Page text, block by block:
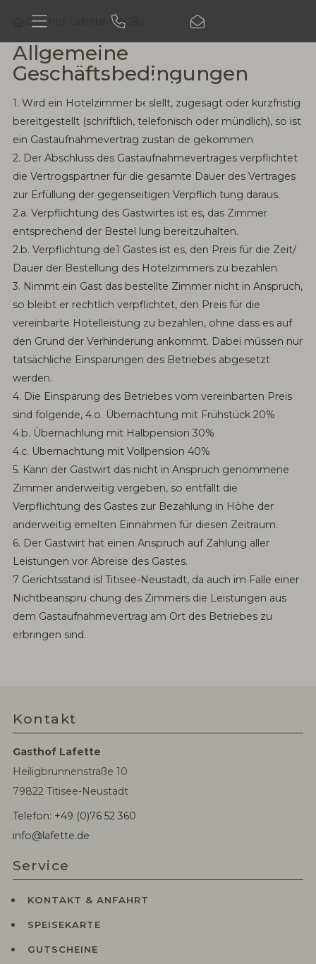
07652/360
E-
Suchbegriff
eingeben
Gasthof Lafette AGBs
Allgemeine
Geschäftsbedingungen
1. Wird ein Hotelzimmer beslellt, zugesagt oder kurzfristig
bereitgestellt (schriftlich, telefonisch oder mündlich), so ist
ein Gastaufnahmevertrag zustan­ de gekommen
2. Der Abschluss des Gastaufnahmevertrages verpflichtet
die Vertrogspartner für die gesamte Dauer des Vertrages
zur Erfüllung der gegenseitigen Verpflich­ tung daraus.
2.a. Verpflichtung des Gastwirtes ist es, das Zimmer
entsprechend der Bestel­ lung bereitzuhalten.
2.b. Verpflichtung de1 Gastes ist es, den Preis für die Zeit/
Dauer der Bestellung des Hotelzimmers zu bezahlen
3. Nimmt ein Gast das bestellte Zimmer nicht in Anspruch,
so bleibt er rechtlich verpflichtet, den Preis für die
vereinbarte Hotelleistung zu bezahlen, ohne dass es auf
den Grund der Verhinderung ankommt. Dabei müssen nur
tatsächliche Einsparungen des Betriebes abgesetzt
werden.
4. Die Einsparung des Betriebes vom vereinbarten Preis
sind folgende, 4.o. Übernachtung mit Frühstück 20%
4.b. Übernachlung mit Halbpension 30%
4.c. Übernachtung mit Vollpension 40%
5. Kann der Gastwirt das nicht in Anspruch genommene
Zimmer anderweitig vergeben, so entfällt die
Verpflichtung des Gastes zur Bezahlung in Höhe der
anderweitig emelten Einnahmen für diesen Zeitraum.
6. Der Gastwirt hat einen Anspruch auf Zahlung aller
Leistungen vor Abreise des Gastes.
7 Gerichtsstand isl Titisee-Neustadt, da auch im Falle einer
Nichtbeanspru­ chung des Zimmers die Leistungen aus
dem Gastaufnahmevertrag am Ort des Betriebes zu
erbringen sind.
Kontakt
Gasthof Lafette
Heiligbrunnenstraße 10
79822 Titisee-Neustadt
Telefon: +49 (0)76 52 360
info@lafette.de
Service
KONTAKT & ANFAHRT
SPEISEKARTE
GUTSCHEINE